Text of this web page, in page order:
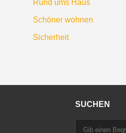
Rund ums Haus
Schöner wohnen
Sicherheit
SUCHEN